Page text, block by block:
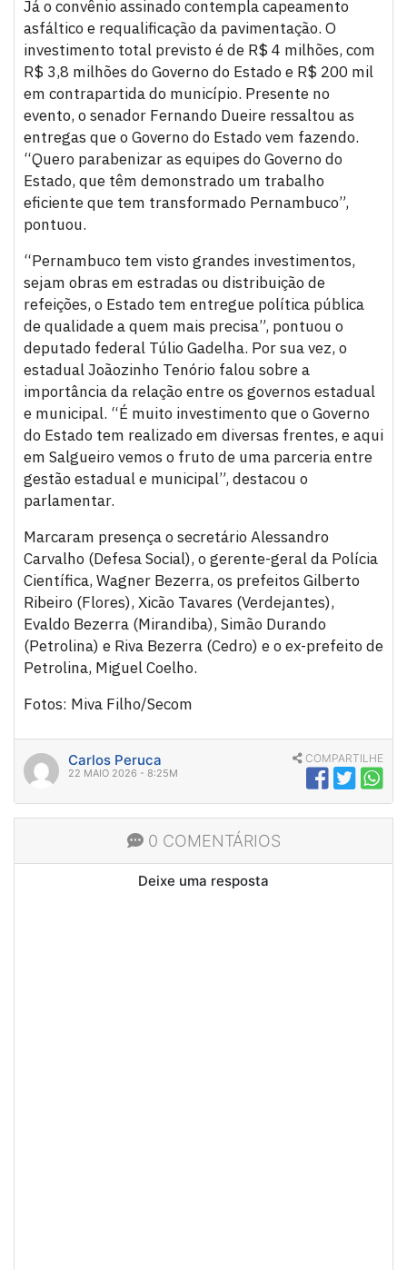
Já o convênio assinado contempla capeamento
asfáltico e requalificação da pavimentação. O
investimento total previsto é de R$ 4 milhões, com
R$ 3,8 milhões do Governo do Estado e R$ 200 mil
em contrapartida do município. Presente no
evento, o senador Fernando Dueire ressaltou as
entregas que o Governo do Estado vem fazendo.
“Quero parabenizar as equipes do Governo do
Estado, que têm demonstrado um trabalho
eficiente que tem transformado Pernambuco”,
pontuou.
“Pernambuco tem visto grandes investimentos,
sejam obras em estradas ou distribuição de
refeições, o Estado tem entregue política pública
de qualidade a quem mais precisa”, pontuou o
deputado federal Túlio Gadelha. Por sua vez, o
estadual Joãozinho Tenório falou sobre a
importância da relação entre os governos estadual
e municipal. “É muito investimento que o Governo
do Estado tem realizado em diversas frentes, e aqui
em Salgueiro vemos o fruto de uma parceria entre
gestão estadual e municipal”, destacou o
parlamentar.
Marcaram presença o secretário Alessandro
Carvalho (Defesa Social), o gerente-geral da Polícia
Científica, Wagner Bezerra, os prefeitos Gilberto
Ribeiro (Flores), Xicão Tavares (Verdejantes),
Evaldo Bezerra (Mirandiba), Simão Durando
(Petrolina) e Riva Bezerra (Cedro) e o ex-prefeito de
Petrolina, Miguel Coelho.
Fotos: Miva Filho/Secom
Carlos Peruca
22 MAIO 2026 - 8:25M
COMPARTILHE
0 COMENTÁRIOS
Deixe uma resposta